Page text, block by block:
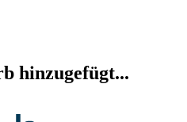
hinzugefügt...